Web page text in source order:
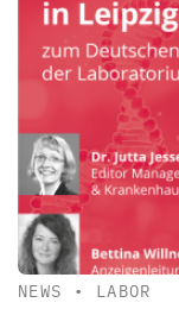
NEWS • LABOR